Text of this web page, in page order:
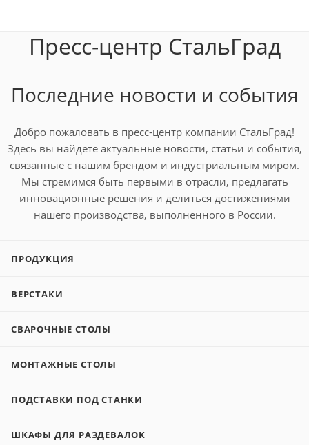
Пресс-центр СтальГрад
Последние новости и события
Добро пожаловать в пресс-центр компании СтальГрад!
Здесь вы найдете актуальные новости, статьи и события,
связанные с нашим брендом и индустриальным миром.
Мы стремимся быть первыми в отрасли, предлагать
инновационные решения и делиться достижениями
нашего производства, выполненного в России.
ПРОДУКЦИЯ
ВЕРСТАКИ
СВАРОЧНЫЕ СТОЛЫ
МОНТАЖНЫЕ СТОЛЫ
ПОДСТАВКИ ПОД СТАНКИ
ШКАФЫ ДЛЯ РАЗДЕВАЛОК